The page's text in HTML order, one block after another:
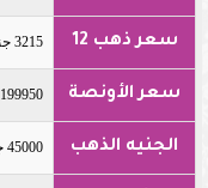
سعر ذهب 12 3215 جنيه
سعر الأونصة 199950 جنيه
الجنيه الذهب 45000 جنيه